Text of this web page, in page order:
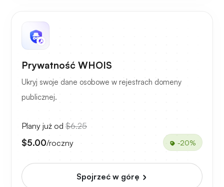
Prywatność WHOIS
Ukryj swoje dane osobowe w rejestrach domeny
publicznej.
Plany już od $6.25
$5.00/roczny -20%
Spojrzeć w górę